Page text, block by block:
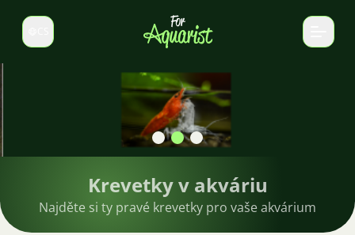
Select language
Krevetky v akváriu
Najděte si ty pravé krevetky pro vaše akvárium